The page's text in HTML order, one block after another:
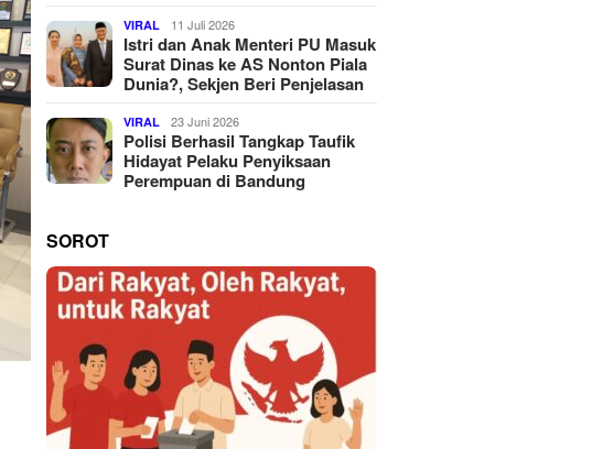
VIRAL 11 Juli 2026
Istri dan Anak Menteri PU Masuk
Surat Dinas ke AS Nonton Piala
Dunia?, Sekjen Beri Penjelasan
VIRAL 23 Juni 2026
Polisi Berhasil Tangkap Taufik
Hidayat Pelaku Penyiksaan
Perempuan di Bandung
SOROT